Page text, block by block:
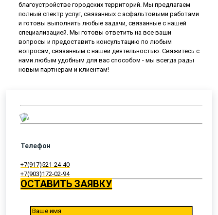
благоустройстве городских территорий. Мы предлагаем
полный спектр услуг, связанных с асфальтовыми работами
и готовы выполнить любые задачи, связанные с нашей
специализацией. Мы готовы ответить на все ваши
вопросы и предоставить консультацию по любым
вопросам, связанным с нашей деятельностью. Свяжитесь с
нами любым удобным для вас способом - мы всегда рады
новым партнерам и клиентам!
Телефон
+7(917)521-24-40
+7(903)172-02-94
ОСТАВИТЬ ЗАЯВКУ